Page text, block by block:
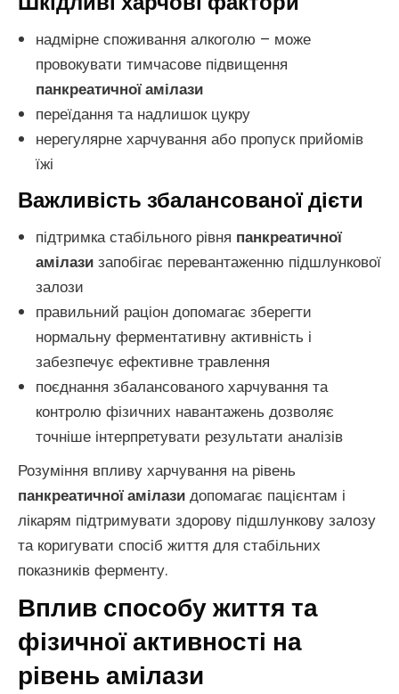
надмірне споживання алкоголю – може
провокувати тимчасове підвищення
панкреатичної амілази
переїдання та надлишок цукру
нерегулярне харчування або пропуск прийомів
їжі
Важливість збалансованої дієти
підтримка стабільного рівня панкреатичної
амілази запобігає перевантаженню підшлункової
залози
правильний раціон допомагає зберегти
нормальну ферментативну активність і
забезпечує ефективне травлення
поєднання збалансованого харчування та
контролю фізичних навантажень дозволяє
точніше інтерпретувати результати аналізів
Розуміння впливу харчування на рівень
панкреатичної амілази допомагає пацієнтам і
лікарям підтримувати здорову підшлункову залозу
та коригувати спосіб життя для стабільних
показників ферменту.
Вплив способу життя та
фізичної активності на
рівень амілази